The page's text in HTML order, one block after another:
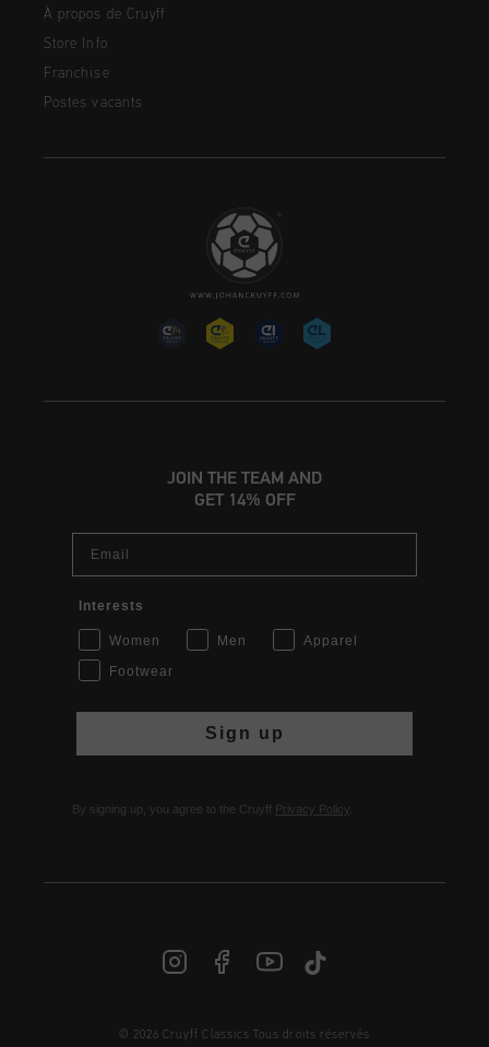
FR | € EUR
À propos de Cruyff
Store Info
Franchise
Postes vacants
JOIN THE TEAM AND
GET 14% OFF
Email
Interests
Women Men
Apparel
Footwear
Sign up
By signing up, you agree to the Cruyff Privacy Policy
© 2026 Cruyff Classics Tous droits réservés